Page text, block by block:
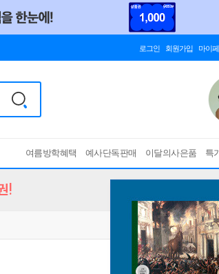
로그인 회원가입 마이
여름방학혜택 예사단독판매 이달의사은품 특
!